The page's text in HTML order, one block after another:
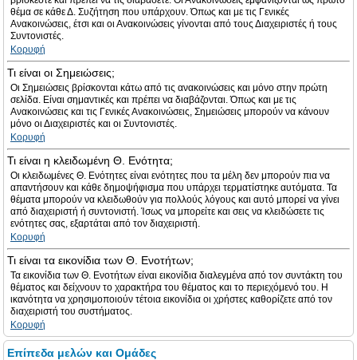
θέμα σε κάθε Δ. Συζήτηση που υπάρχουν. Όπως και με τις Γενικές
Ανακοινώσεις, έτσι και οι Ανακοινώσεις γίνονται από τους Διαχειριστές ή τους
Συντονιστές.
Κορυφή
Τι είναι οι Σημειώσεις;
Οι Σημειώσεις βρίσκονται κάτω από τις ανακοινώσεις και μόνο στην πρώτη
σελίδα. Είναι σημαντικές και πρέπει να διαβάζονται. Όπως και με τις
Ανακοινώσεις και τις Γενικές Ανακοινώσεις, Σημειώσεις μπορούν να κάνουν
μόνο οι Διαχειριστές και οι Συντονιστές.
Κορυφή
Τι είναι η κλειδωμένη Θ. Ενότητα;
Οι κλειδωμένες Θ. Ενότητες είναι ενότητες που τα μέλη δεν μπορούν πια να
απαντήσουν και κάθε δημοψήφισμα που υπάρχει τερματίστηκε αυτόματα. Τα
θέματα μπορούν να κλειδωθούν για πολλούς λόγους και αυτό μπορεί να γίνει
από διαχειριστή ή συντονιστή. Ίσως να μπορείτε και σεις να κλειδώσετε τις
ενότητες σας, εξαρτάται από τον διαχειριστή.
Κορυφή
Τι είναι τα εικονίδια των Θ. Ενοτήτων;
Τα εικονίδια των Θ. Ενοτήτων είναι εικονίδια διαλεγμένα από τον συντάκτη του
θέματος και δείχνουν το χαρακτήρα του θέματος και το περιεχόμενό του. Η
ικανότητα να χρησιμοποιούν τέτοια εικονίδια οι χρήστες καθορίζετε από τον
διαχειριστή του συστήματος.
Κορυφή
Επίπεδα μελών και Ομάδες